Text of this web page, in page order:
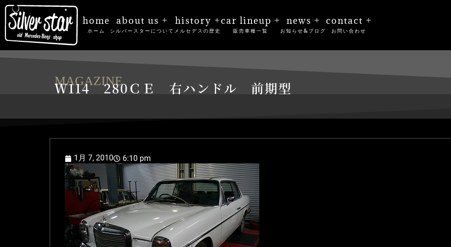
home
ホーム
about us +
シルバースターについて
history +
メルセデスの歴史
car lineup +
販売車種一覧
news +
お知らせ&ブログ
contact +
お問い合わせ
MAGAZINE
Ｗ114 280ＣＥ 右ハンドル 前期型
1月 7, 2010 6:10 pm